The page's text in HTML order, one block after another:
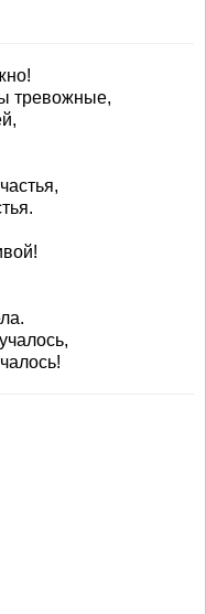
тревожные,